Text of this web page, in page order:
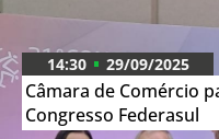
Câmara de Comércio
Congresso Federasul
14:30 29/09/2025